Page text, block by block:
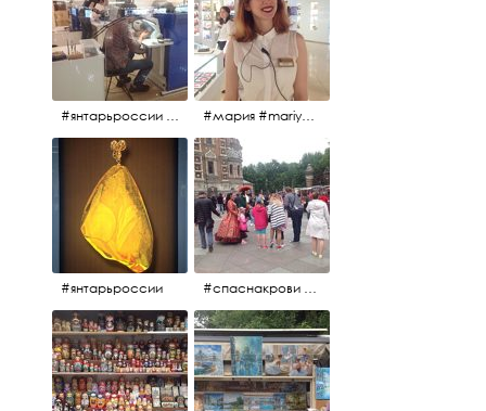
#янтарьроссии #янтарь #мария #mariya #янтарьроссии
#янтарьроссии #спаснакрови #михайловскийсад